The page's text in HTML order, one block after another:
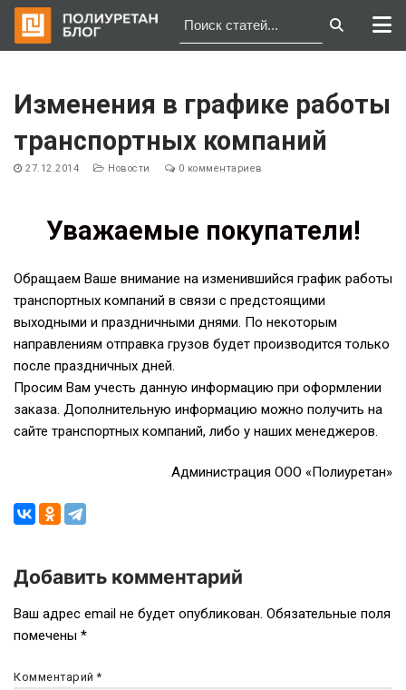
содержимому
Изменения в графике работы
транспортных компаний
27.12.2014 Новости 0 комментариев
Уважаемые покупатели!
Обращаем Ваше внимание на изменившийся график работы
транспортных компаний в связи с предстоящими
выходными и праздничными днями. По некоторым
направлениям отправка грузов будет производится только
после праздничных дней.
Просим Вам учесть данную информацию при оформлении
заказа. Дополнительную информацию можно получить на
сайте транспортных компаний, либо у наших менеджеров.
Администрация ООО «Полиуретан»
Навигация
по
записям
Добавить комментарий
Ваш адрес email не будет опубликован. Обязательные поля
помечены *
Комментарий*